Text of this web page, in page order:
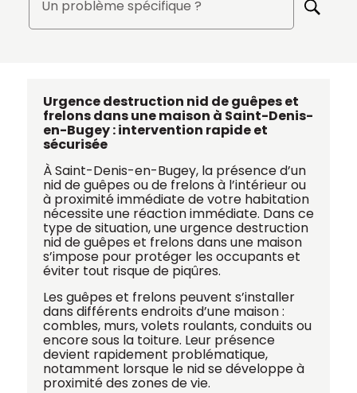
Un problème spécifique ?
Urgence destruction nid de guêpes et
frelons dans une maison à Saint-Denis-
en-Bugey: intervention rapide et
sécurisée
À Saint-Denis-en-Bugey, la présence d’un
nid de guêpes ou de frelons à l’intérieur ou
à proximité immédiate de votre habitation
nécessite une réaction immédiate. Dans ce
type de situation, une urgence destruction
nid de guêpes et frelons dans une maison
s’impose pour protéger les occupants et
éviter tout risque de piqûres.
Les guêpes et frelons peuvent s’installer
dans différents endroits d’une maison :
combles, murs, volets roulants, conduits ou
encore sous la toiture. Leur présence
devient rapidement problématique,
notamment lorsque le nid se développe à
proximité des zones de vie.